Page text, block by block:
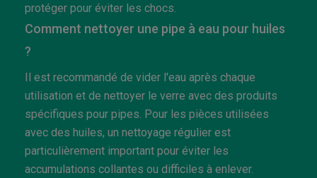
protéger pour éviter les chocs.
Comment nettoyer une pipe à eau pour huiles
?
Il est recommandé de vider l'eau après chaque
utilisation et de nettoyer le verre avec des produits
spécifiques pour pipes. Pour les pièces utilisées
avec des huiles, un nettoyage régulier est
particulièrement important pour éviter les
accumulations collantes ou difficiles à enlever.